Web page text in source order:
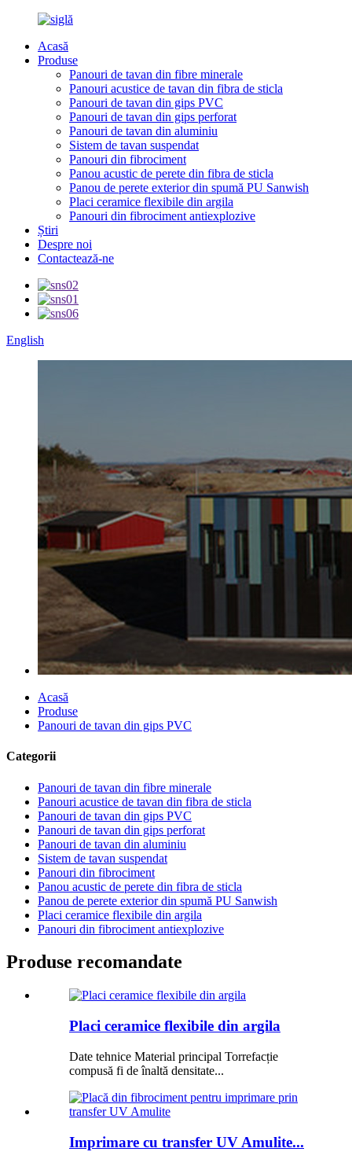
Acasă
Produse
Panouri de tavan din fibre minerale
Panouri acustice de tavan din fibra de sticla
Panouri de tavan din gips PVC
Panouri de tavan din gips perforat
Panouri de tavan din aluminiu
Sistem de tavan suspendat
Panouri din fibrociment
Panou acustic de perete din fibra de sticla
Panou de perete exterior din spumă PU Sanwish
Placi ceramice flexibile din argila
Panouri din fibrociment antiexplozive
Știri
Despre noi
Contactează-ne
English
Acasă
Produse
Panouri de tavan din gips PVC
Categorii
Panouri de tavan din fibre minerale
Panouri acustice de tavan din fibra de sticla
Panouri de tavan din gips PVC
Panouri de tavan din gips perforat
Panouri de tavan din aluminiu
Sistem de tavan suspendat
Panouri din fibrociment
Panou acustic de perete din fibra de sticla
Panou de perete exterior din spumă PU Sanwish
Placi ceramice flexibile din argila
Panouri din fibrociment antiexplozive
Produse recomandate
Placi ceramice flexibile din argila
Date tehnice Material principal Torrefacție
compusă fi de înaltă densitate...
Imprimare cu transfer UV Amulite...